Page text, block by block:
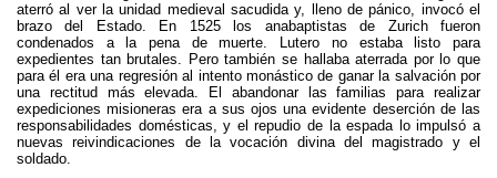
aterró al ver la unidad medieval sacudida y, lleno de pánico, invocó el
brazo del Estado. En 1525 los anabaptistas de Zurich fueron
condenados a la pena de muerte. Lutero no estaba listo para
expedientes tan brutales. Pero también se hallaba aterrada por lo que
para él era una regresión al intento monástico de ganar la salvación por
una rectitud más elevada. El abandonar las familias para realizar
expediciones misioneras era a sus ojos una evidente deserción de las
responsabilidades domésticas, y el repudio de la espada lo impulsó a
nuevas reivindicaciones de la vocación divina del magistrado y el
soldado.